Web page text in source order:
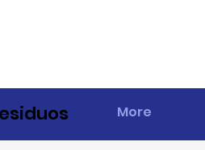
More